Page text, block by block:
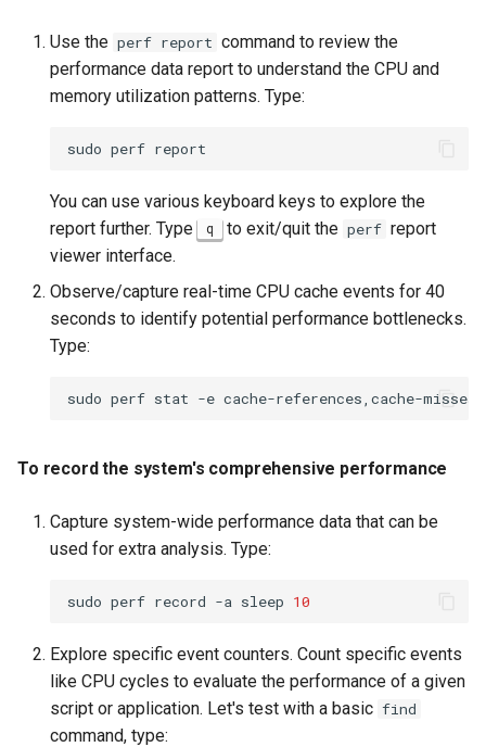
the current scheduling
policy
modify the scheduling
To terminate and clean up
the cpu_load_generator.sh
Use the perf report command to review the
performance data report to understand the CPU and
memory utilization patterns. Type:
sudo perf
You can use various keyboard keys to explore the
report further. Type
q to exit/quit the perf report
viewer interface.
Observe/capture real-time CPU cache events for 40
seconds to identify potential performance bottlenecks.
Type:
sudo perf stat -e cache-references,cache-misses
To record the system's comprehensive performance
Capture system-wide performance data that can be
used for extra analysis. Type:
sudo perf record -a sleep 10
Explore specific event counters. Count specific events
like CPU cycles to evaluate the performance of a given
script or application. Let's test with a basic find
command, type: